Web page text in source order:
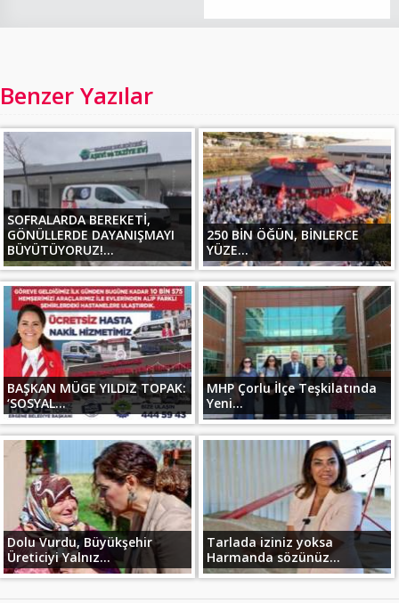
Benzer Yazılar
SOFRALARDA BEREKETİ,
GÖNÜLLERDE DAYANIŞMAYI
BÜYÜTÜYORUZ!...
250 BİN ÖĞÜN, BİNLERCE
YÜZE...
BAŞKAN MÜGE YILDIZ TOPAK:
‘SOSYAL...
MHP Çorlu İlçe Teşkilatında
Yeni...
Dolu Vurdu, Büyükşehir
Üreticiyi Yalnız...
Tarlada iziniz yoksa
Harmanda sözünüz...